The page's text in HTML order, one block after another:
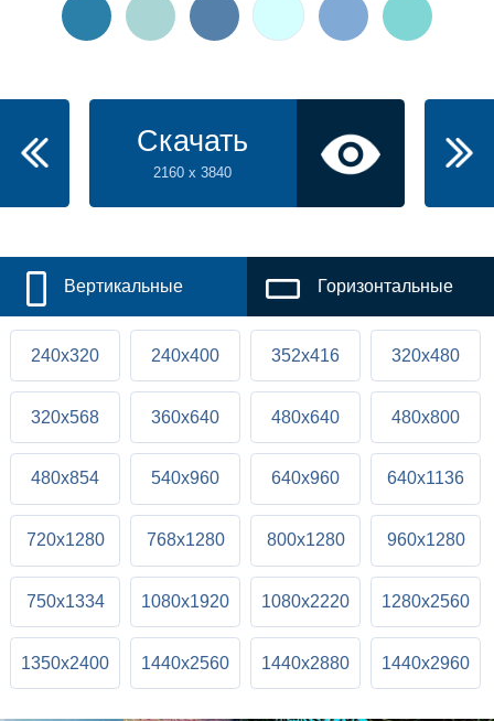
Скачать
2160 x 3840
Вертикальные Горизонтальные
240x320 240x400 352x416 320x480
320x568 360x640 480x640 480x800
480x854 540x960 640x960 640x1136
720x1280 768x1280 800x1280 960x1280
750x1334 1080x1920 1080x2220 1280x2560
1350x2400 1440x2560 1440x2880 1440x2960